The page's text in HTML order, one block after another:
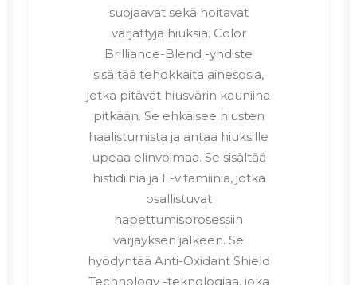
suojaavat sekä hoitavat
värjättyjä hiuksia. Color
Brilliance-Blend -yhdiste
sisältää tehokkaita ainesosia,
jotka pitävät hiusvärin kauniina
pitkään. Se ehkäisee hiusten
haalistumista ja antaa hiuksille
upeaa elinvoimaa. Se sisältää
histidiiniä ja E-vitamiinia, jotka
osallistuvat
hapettumisprosessiin
värjäyksen jälkeen. Se
hyödyntää Anti-Oxidant Shield
Technology -teknologiaa, joka